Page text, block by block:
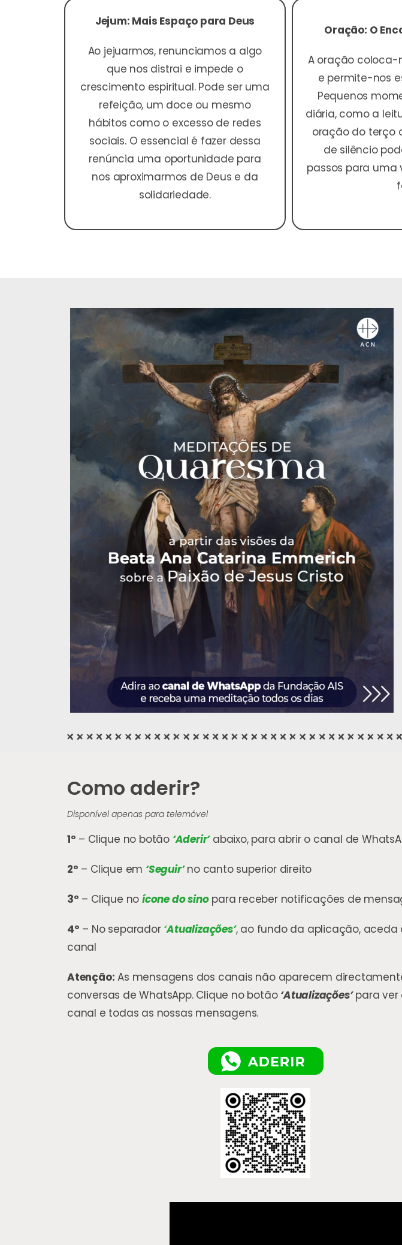
Jejum: Mais Espaço para Deus
Ao jejuarmos, renunciamos a algo
que nos distrai e impede o
crescimento espiritual. Pode ser uma
refeição, um doce ou mesmo
hábitos como o excesso de redes
sociais. O essencial é fazer dessa
renúncia uma oportunidade para
nos aproximarmos de Deus e da
solidariedade.
Oração: O
A oração coloca-
e permite-nos
Pequenos
diária, como a
oração do terço
de silêncio
passos para uma
Como aderir?
Disponível apenas para telemóvel
1º – Clique no botão ‘Aderir’ abaixo, para abrir o canal de
2º – Clique em ‘Seguir’ no canto superior direito
3º – Clique noícone do sino para receber notificações de
4º – No separador ‘Atualizações’, ao fundo da aplicação, aceda
canal
Atenção: As mensagens dos canais não aparecem
conversas de WhatsApp. Clique no botão ‘Atualizações’para ver
canal e todas as nossas mensagens.